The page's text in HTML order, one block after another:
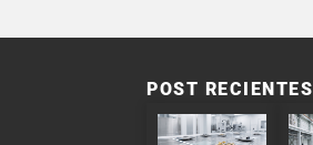
POST RECIENTES